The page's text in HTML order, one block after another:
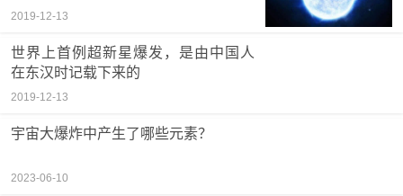
2019-12-13
世界上首例超新星爆发，是由中国人
在东汉时记载下来的
2019-12-13
宇宙大爆炸中产生了哪些元素？
2023-06-10